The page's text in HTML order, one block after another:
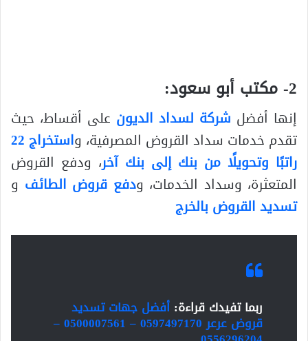
2- مكتب أبو سعود:
إنها أفضل شركة لسداد الديون على أقساط، حيث
تقدم خدمات سداد القروض المصرفية، و
استخراج 22
راتبًا وتحويلًا من بنك إلى بنك آخر، ودفع القروض
المتعثرة، وسداد الخدمات، ودفع قروض الطائف و
تسديد القروض بالخرج
ربما تفيدك قراءة: أفضل جهات تسديد
قروض عرعر 0597497170 – 0500007561 –